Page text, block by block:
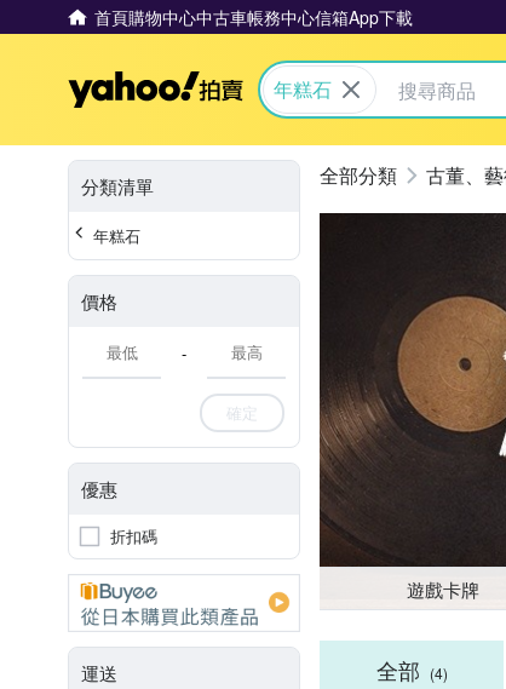
首頁購物中心中古車帳務中心信箱App下載
Yahoo拍賣
年糕石
分類清單
年糕石
價格
-
確定
優惠
折扣碼
運送
古董、
遊戲卡牌
全部 (4)